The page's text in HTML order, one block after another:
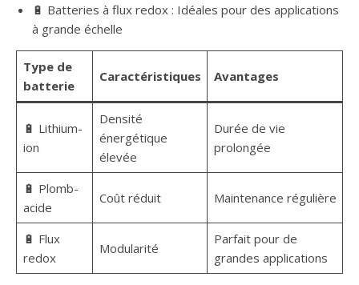
🔋 Batteries à flux redox : Idéales pour des applications
à grande échelle
Type de
batterie
Caractéristiques Avantages
🔋 Lithium-
ion
Densité
énergétique
élevée
Durée de vie
prolongée
🔋 Plomb-
acide
Coût réduit Maintenance régulière
🔋 Flux
redox
Modularité
Parfait pour de
grandes applications